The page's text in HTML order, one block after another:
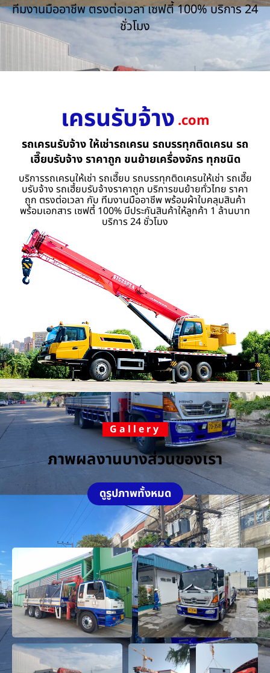
ทีมงานมืออาชีพ ตรงต่อเวลา เซฟตี้ 100% บริการ 24
ชั่วโมง
เครนรับจ้าง .com
รถเครนรับจ้าง ให้เช่ารถเครน รถบรรทุกติดเครน รถ
เฮี๊ยบรับจ้าง ราคาถูก ขนย้ายเครื่องจักร ทุกชนิด
บริการรถเครนให้เช่า รถเฮี๊ยบ รถบรรทุกติดเครนให้เช่า รถเฮี๊ย
บรับจ้าง รถเฮี้ยบรับจ้างราคาถูก บริการขนย้ายทั่วไทย ราคา
ถูก ตรงต่อเวลา กับ ทีมงานมืออาชีพ พร้อมผ้าใบคลุมสินค้า
พร้อมเอกสาร เซฟตี้ 100% มีประกันสินค้าให้ลูกค้า 1 ล้านบาท
บริการ 24 ชั่วโมง
Gallery
ภาพผลงานบางส่วนของเรา
ดูรูปภาพทั้งหมด